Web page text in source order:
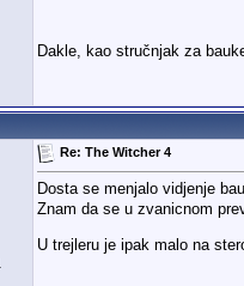
Dakle, kao stručnjak za
Re: The Witcher 4
Dosta se menjalo vidjenje
Znam da se u zvanicnom
U trejleru je ipak malo na